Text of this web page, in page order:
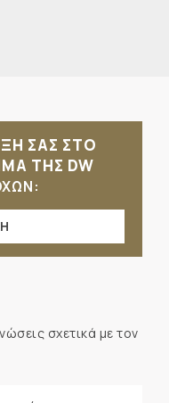
ΣΑΣ ΣΤΟ
ΤΗΣ DW
σχετικά με τον